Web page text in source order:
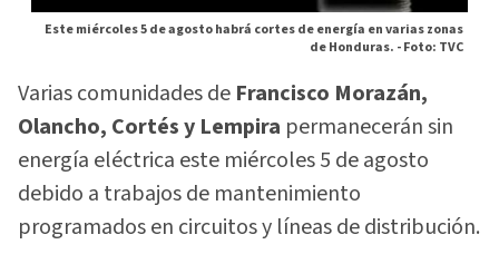
Este miércoles 5 de agosto habrá cortes de energía en varias zonas
de Honduras. -Foto: TVC
Varias comunidades de Francisco Morazán,
Olancho, Cortés y Lempira permanecerán sin
energía eléctrica este miércoles 5 de agosto
debido a trabajos de mantenimiento
programados en circuitos y líneas de distribución.